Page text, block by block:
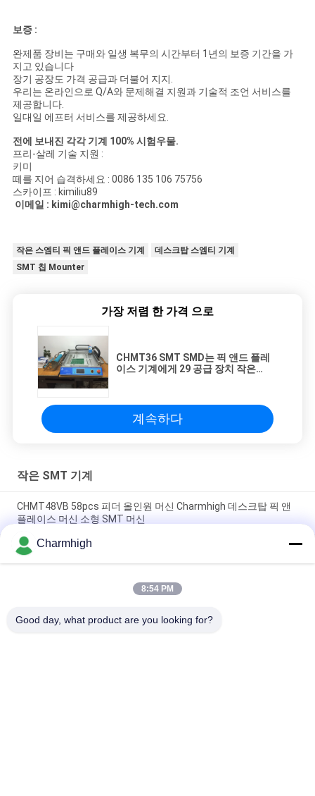
보증 :
완제품 장비는 구매와 일생 복무의 시간부터 1년의 보증 기간을 가
지고 있습니다
장기 공장도 가격 공급과 더불어 지지.
우리는 온라인으로 Q/A와 문제해결 지원과 기술적 조언 서비스를
제공합니다.
일대일 에프터 서비스를 제공하세요.
전에 보내진 각각 기계 100% 시험우물.
프리-살레 기술 지원 :
키미
떼를 지어 습격하세요 : 0086 135 106 75756
스카이프 : kimiliu89
이메일 : kimi@charmhigh-tech.com
작은 스엠티 픽 앤드 플레이스 기계
데스크탑 스엠티 기계
SMT 칩 Mounter
가장 저렴 한 가격 으로
CHMT36 SMT SMD는 픽 앤드 플레
이스 기계에게 29 공급 장치 작은
계속하다
작은 SMT 기계
CHMT48VB 58pcs 피더 올인원 머신 Charmhigh 데스크탑 픽 앤
플레이스 머신 소형 SMT 머신
치암하이 7 모델들 데스크탑 SMT SMD 픽 앤드 플레이스 기계, 작
은 PCB 머싱 기계
인쇄 회로 판 어셈블리를 위한 CHMT36VB 골라내어 붙이기 장비
Charmhigh
8:54 PM
Good day, what product are you looking for?